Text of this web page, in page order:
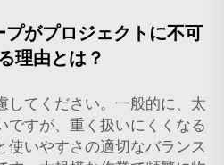
がプロジェクトに不可
理由とは？
してください。一般的に、太
ですが、重く扱いにくくなる
使いやすさの適切なバランス